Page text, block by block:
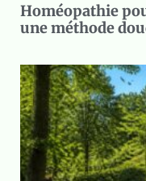
Homéopathie
une méthode